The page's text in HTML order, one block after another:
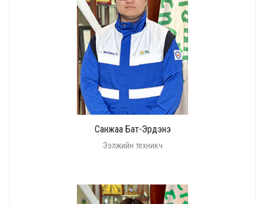
Санжаа Бат-Эрдэнэ
Ээлжийн техникч